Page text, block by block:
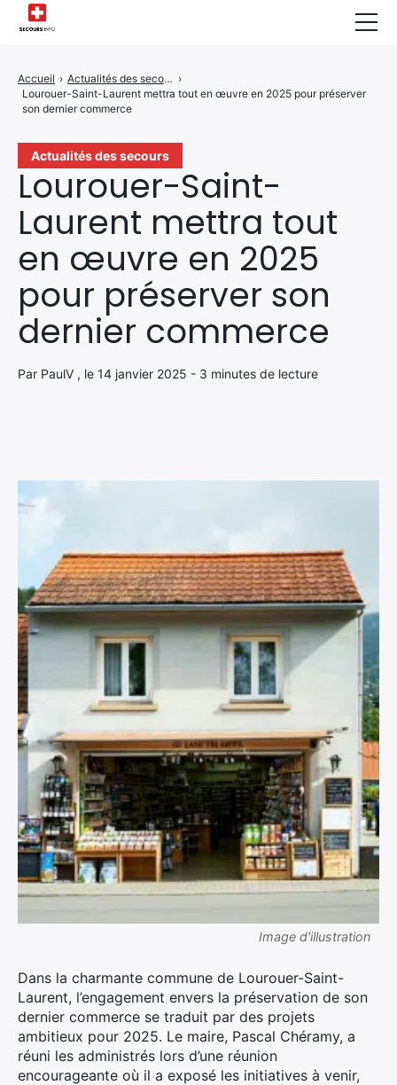
Actualités des secours
Lourouer-Saint-
Laurent mettra tout
en œuvre en 2025
pour préserver son
dernier commerce
Par PaulV , le 14 janvier 2025 - 3 minutes de lecture
Accueil › Actualités des secours ›
Lourouer-Saint-Laurent mettra tout en œuvre en 2025 pour préserver
son dernier commerce
Image d'illustration
Dans la charmante commune de Lourouer-Saint-
Laurent, l’engagement envers la préservation de son
dernier commerce se traduit par des projets
ambitieux pour 2025. Le maire, Pascal Chéramy, a
réuni les administrés lors d’une réunion
encourageante où il a exposé les initiatives à venir,
Infos & Conseils
Actualités des Secours
Santé & Bien-être
A propos de Nous
Contactez-nous
Politique de Confidentialité